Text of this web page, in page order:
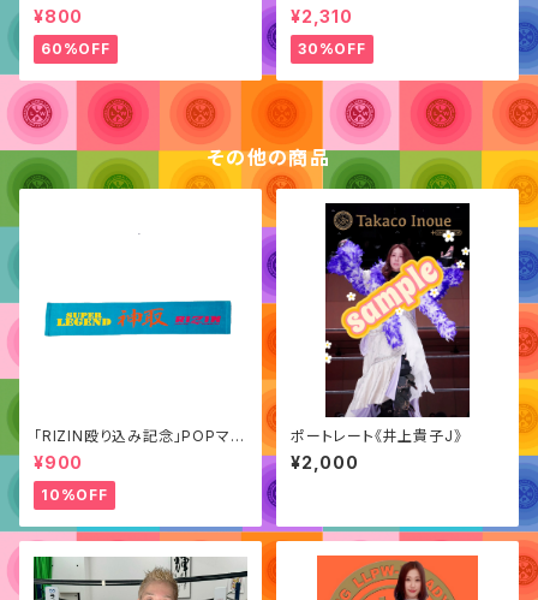
「ポートレート」
¥800
60%OFF
¥2,310
30%OFF
その他の商品
「RIZIN殴り込み記念」POPマフ
ラータオル
¥900
10%OFF
ポートレート《井上貴子J》
¥2,000